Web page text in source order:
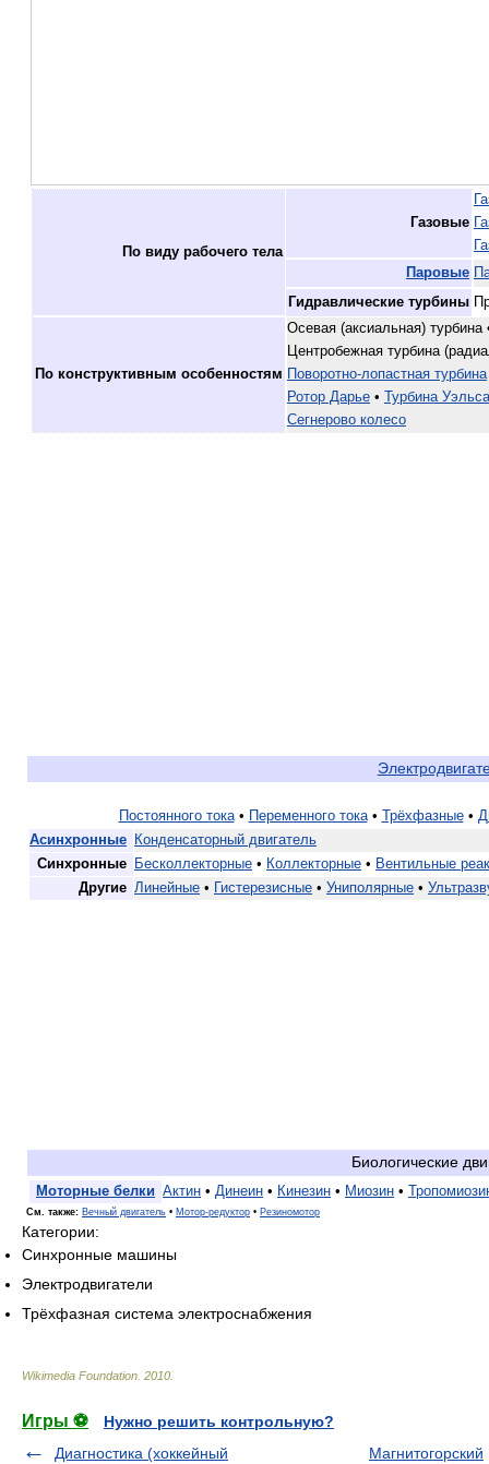
По виду рабочего тела
Газовые
Паровые
Гидравлические турбины‎
По конструктивным особенностям
Осевая (аксиальная) турбина
Центробежная турбина
Поворотно-лопастная турбина
Ротор Дарье •
Турбина Уэльса
Сегнерово колесо
Постоянного тока• Переменного тока• Трёхфазные•
Асинхронные
Конденсаторный двигатель
Синхронные
Бесколлекторные • Коллекторные • Вентильные
Другие Линейные • Гистерезисные • Униполярные •
Биологические
Моторные белки Актин • Динеин • Кинезин • Миозин •
См. также: Вечный двигатель • Мотор-редуктор • Резиномотор
Категории:
Синхронные машины
Электродвигатели
Трёхфазная система электроснабжения
Wikimedia Foundation 2010
Игры ⚽
Нужно решить контрольную?
Диагностика (хоккейный
Магнитогорский